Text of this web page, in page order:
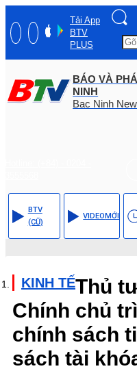
Tải App
BTV
PLUS
BÁO VÀ
NINH
Bac Ninh
BTV
(CŨ)
VIDEOMỚI
KINH TẾThủ
Chính chủ
chính sách
sách tài